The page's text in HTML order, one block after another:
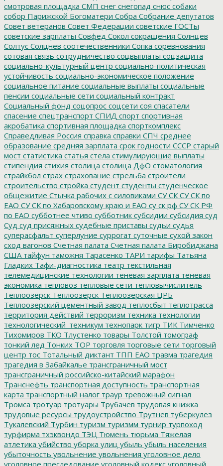
смотровая площадка СМП снег снегопад снюс собаки
собор Парижской Богоматери Собра Собрание депутатов
Совет ветеранов Совет Федерации советские ГОСТы
советские зарплаты Совфед Сокол сокращения Солнцев
Солтус Солцнев соотечественники Сопка соревнования
сотовая связь сотрудничество соцвыплаты соцзащита
социально-культурный центр социально-политическая
устойчивость социально-экономическое положение
социальное питание социальные выплаты социальные
пенсии социальные сети социальный контракт
Социальный фонд соцопрос соцсети соя спасатели
спасение спецтранспорт СПИД спорт спортивная
акробатика спортивная площадка спорткомплекс
Справедливая Россия справка справки СПЧ среднее
образование средняя зарплата срок годности СССР старый
мост статистика статья стела стимулирующие выплаты
стипендия стихия столица столица ДфО стоматология
страйкбол страх страхование стрельба строители
строительство стройка студент студенты студенческое
общежитие Стычка рабочих с силовиками СУ СК СУ СК по
ЕАО СУ СК по Хабаровскому краю и ЕАО су ск рф СУ СК РФ
по ЕАО субботнее чтиво субботник субсидии субсидия суд
Суд суд присяжных судебные приставы судьи судья
суперасфальт суперлуние суррогат суточные сухой закон
сход вагонов Счетная палата Счетная палата Биробиджана
США тайфун таможня Тарасенко ТАРИ тарифы Татьяна
Гладких Тафи-диагностика театр текстильная
телемедицинские технологии теневая зарплата теневая
экономика тепловоз тепловые сети тепловычислитель
Теплоозерск Теплоозёрск Теплоозёрская ЦРБ
Теплоозерский цементный завод теплосбыт теплотрасса
территория действий терроризм техника технологии
технологический_техникум технопарк тигр ТИК Тимченко
Тихомиров ТКО Тлустенко товары Толстой томограф
тонкий лед Тонких ТОР торговля торговые сети торговый
центр тос Тотальный диктант ТПП ЕАО травма трагедия
трагедия в Забайкалье трансграничный мост
трансграничный российско-китайский марафон
Транснефть транспортная доступность транспортная
карта транспортный налог траур тревожный сигнал
Тромса тротуар тротуары Трубачев трудовая книжка
трудовые ресурсы трудоустройство Трутнев туберкулез
Тукалевский Турбин туризм туризмм турнир турпоход
турфирма тхэквондо ТЭЦ Тюмень тюрьма Тяжелая
атлетика убийство уборка улиц убыль убыль населения
убыточность увольнение увольнения уголовное дело
уголовное преследование уголовный кодекс уголовный